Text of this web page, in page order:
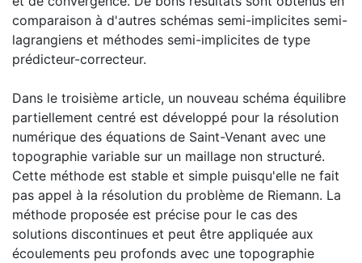
comparaison à d'autres schémas semi-implicites semi-
lagrangiens et méthodes semi-implicites de type
prédicteur-correcteur.
Dans le troisième article, un nouveau schéma équilibre
partiellement centré est développé pour la résolution
numérique des équations de Saint-Venant avec une
topographie variable sur un maillage non structuré.
Cette méthode est stable et simple puisqu'elle ne fait
pas appel à la résolution du problème de Riemann. La
méthode proposée est précise pour le cas des
solutions discontinues et peut être appliquée aux
écoulements peu profonds avec une topographie